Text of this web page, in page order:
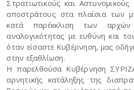
Στρατιωτικούς και
αποστράτους στα πλαίσια των
κατά παρέκκλιση των
αναλογικότητας με ευθύνη και
όταν είσαστε Κυβέρνηση, μας
στην εξαθλίωση.
Η παρελθούσα Κυβέρνηση
αρνητικής κατάληξης της